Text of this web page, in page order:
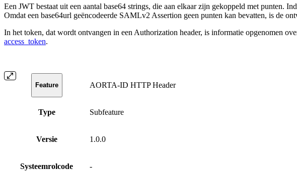
Een JWT bestaat uit een aantal base64 strings, die aan elkaar zijn gekoppeld met punten.
Omdat een base64url geëncodeerde SAMLv2 Assertion geen punten kan bevatten, is de
In het token, dat wordt ontvangen in een Authorization header, is informatie opgenomen
access_token.
Feature AORTA-ID HTTP Header
Type Subfeature
Versie 1.0.0
Systeemrolcode -